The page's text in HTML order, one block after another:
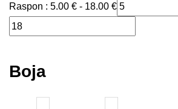
Raspon : 5.00 € - 18.00 €
Boja